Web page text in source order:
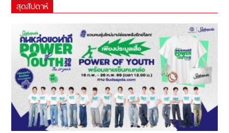
สุดสัปดาห์